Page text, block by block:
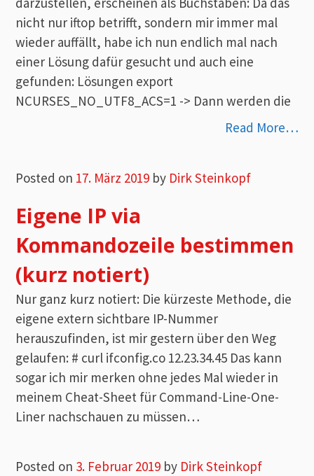
nicht nur iftop betrifft, sondern mir immer mal
wieder auffällt, habe ich nun endlich mal nach
einer Lösung dafür gesucht und auch eine
gefunden: Lösungen export
NCURSES_NO_UTF8_ACS=1 -> Dann werden die
Read More…
Posted on 17. März 2019 by Dirk Steinkopf
Eigene IP via
Kommandozeile bestimmen
(kurz notiert)
Nur ganz kurz notiert: Die kürzeste Methode, die
eigene extern sichtbare IP-Nummer
herauszufinden, ist mir gestern über den Weg
gelaufen: # curl ifconfig.co 12.23.34.45 Das kann
sogar ich mir merken ohne jedes Mal wieder in
meinem Cheat-Sheet für Command-Line-One-
Liner nachschauen zu müssen…
Posted on 3. Februar 2019 by Dirk Steinkopf